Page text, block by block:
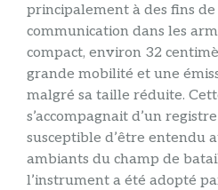
principalement à des fins
communication dans les
compact, environ 32
grande mobilité et une
malgré sa taille réduite.
s’accompagnait d’un
susceptible d’être entendu
ambiants du champ de
l’instrument a été adopté